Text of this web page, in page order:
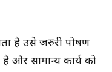
है उसे जरुरी पोषण
और सामान्य कार्य को